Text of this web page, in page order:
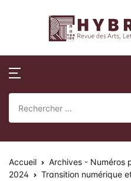
Revue Hybrides
Accueil
Revue Hybrides
Accueil Archives - Numéros
2024
Transition numérique